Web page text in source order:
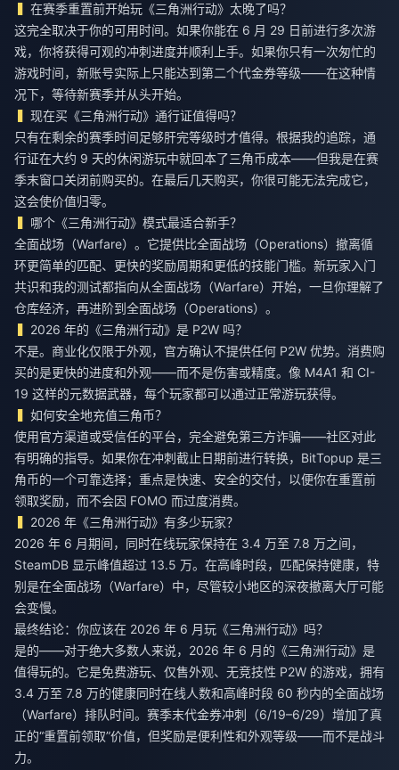
在赛季重置前开始玩《三角洲行动》太晚了吗？
这完全取决于你的可用时间。如果你能在 6 月 29 日前进行多次游
戏，你将获得可观的冲刺进度并顺利上手。如果你只有一次匆忙的
游戏时间，新账号实际上只能达到第二个代金券等级——在这种情
况下，等待新赛季并从头开始。
现在买《三角洲行动》通行证值得吗？
只有在剩余的赛季时间足够肝完等级时才值得。根据我的追踪，通
行证在大约 9 天的休闲游玩中就回本了三角币成本——但我是在赛
季末窗口关闭前购买的。在最后几天购买，你很可能无法完成它，
这会使价值归零。
哪个《三角洲行动》模式最适合新手？
全面战场（Warfare）。它提供比全面战场（Operations）撤离循
环更简单的匹配、更快的奖励周期和更低的技能门槛。新玩家入门
共识和我的测试都指向从全面战场（Warfare）开始，一旦你理解了
仓库经济，再进阶到全面战场（Operations）。
2026 年的《三角洲行动》是 P2W 吗？
不是。商业化仅限于外观，官方确认不提供任何 P2W 优势。消费购
买的是更快的进度和外观——而不是伤害或精度。像 M4A1 和 CI-
19 这样的元数据武器，每个玩家都可以通过正常游玩获得。
如何安全地充值三角币？
使用官方渠道或受信任的平台，完全避免第三方诈骗——社区对此
有明确的指导。如果你在冲刺截止日期前进行转换，BitTopup 是三
角币的一个可靠选择；重点是快速、安全的交付，以便你在重置前
领取奖励，而不会因 FOMO 而过度消费。
2026 年《三角洲行动》有多少玩家？
2026 年 6 月期间，同时在线玩家保持在 3.4 万至 7.8 万之间，
SteamDB 显示峰值超过 13.5 万。在高峰时段，匹配保持健康，特
别是在全面战场（Warfare）中，尽管较小地区的深夜撤离大厅可能
会变慢。
最终结论：你应该在 2026 年 6 月玩《三角洲行动》吗？
是的——对于绝大多数人来说，2026 年 6 月的《三角洲行动》是
值得玩的。它是免费游玩、仅售外观、无竞技性 P2W 的游戏，拥有
3.4 万至 7.8 万的健康同时在线人数和高峰时段 60 秒内的全面战场
（Warfare）排队时间。赛季末代金券冲刺（6/19–6/29）增加了真
正的“重置前领取”价值，但奖励是便利性和外观等级——而不是战斗
力。